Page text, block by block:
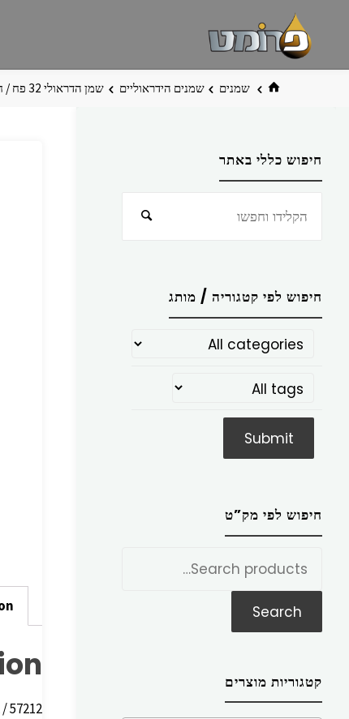
בית שמנים שמנים הידראוליים שמן הדראולי 32 פח / חבית אמריקן איגל
57212 / 80812
חיפוש כללי באתר
חיפוש
חיפוש לפי קטגוריה / מותג
חיפוש לפי מק”ט
Search
קטגוריות מוצרים